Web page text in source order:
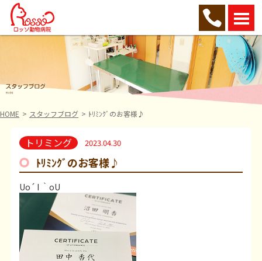
HOME スタッフブログ ﾄﾘﾐﾝｸﾞのお客様♪
トリミング 2023.04.30
ﾄﾘﾐﾝｸﾞのお客様♪
Uo´ I ｀oU